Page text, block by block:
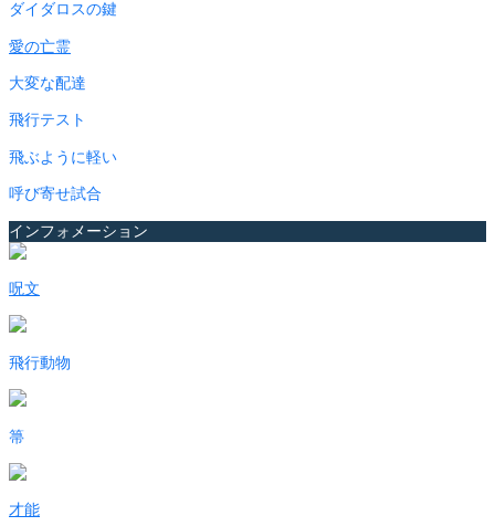
ダイダロスの鍵
愛の亡霊
大変な配達
飛行テスト
飛ぶように軽い
呼び寄せ試合
インフォメーション
呪文
飛行動物
箒
才能